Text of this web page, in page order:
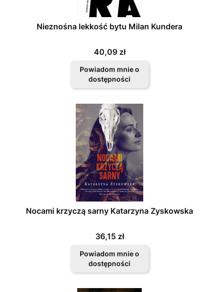
Nieznośna lekkość bytu Milan Kundera
Cena
40,09 zł
Powiadom mnie o
dostępności
Nocami krzyczą sarny Katarzyna Zyskowska
Cena
36,15 zł
Powiadom mnie o
dostępności